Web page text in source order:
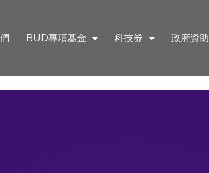
BUD專項基金 科技券 政府資助